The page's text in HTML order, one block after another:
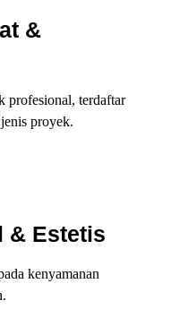
&
profesional, terdaftar
proyek.
& Estetis
kenyamanan